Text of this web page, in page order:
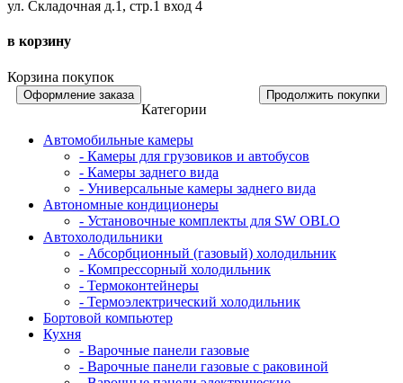
ул. Складочная д.1, стр.1 вход 4
в корзину
Корзина покупок
Оформление заказа Продолжить покупки
Категории
Автомобильные камеры
- Камеры для грузовиков и автобусов
- Камеры заднего вида
- Универсальные камеры заднего вида
Автономные кондиционеры
- Установочные комплекты для SW OBLO
Автохолодильники
- Абсорбционный (газовый) холодильник
- Компрессорный холодильник
- Термоконтейнеры
- Термоэлектрический холодильник
Бортовой компьютер
Кухня
- Варочные панели газовые
- Варочные панели газовые с раковиной